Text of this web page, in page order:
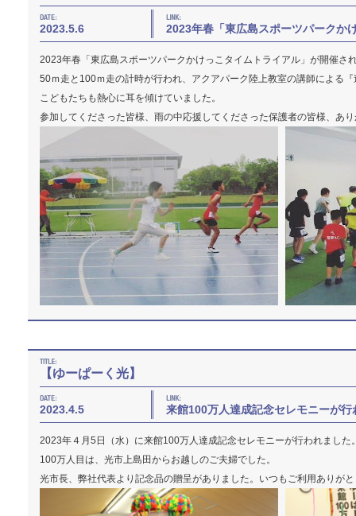
2023.5.6 2023年春「東広島スポーツパークか
2023年春「東広島スポーツパークかけっこタイムトライアル」が開催さ
50ｍ走と100ｍ走の計時が行われ、アクアパーク陸上教室の講師による
こどもたちも熱心に耳を傾けていました。
参加してくださった皆様、雨の中応援してくださった保護者の皆様、あ
【ゆーぱーく光】
2023.4.5 来館100万人達成記念セレモニーが行
2023年４月5日（水）に来館100万人達成記念セレモニーが行われました
100万人目は、光市上島田からお越しのご夫婦でした。
光市長、弊社代表より記念品の贈呈がありました。いつもご利用ありが